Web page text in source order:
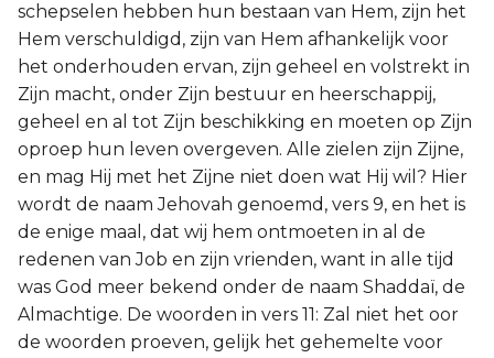
schepselen hebben hun bestaan van Hem, zijn het
Hem verschuldigd, zijn van Hem afhankelijk voor
het onderhouden ervan, zijn geheel en volstrekt in
Zijn macht, onder Zijn bestuur en heerschappij,
geheel en al tot Zijn beschikking en moeten op Zijn
oproep hun leven overgeven. Alle zielen zijn Zijne,
en mag Hij met het Zijne niet doen wat Hij wil? Hier
wordt de naam Jehovah genoemd, vers 9, en het is
de enige maal, dat wij hem ontmoeten in al de
redenen van Job en zijn vrienden, want in alle tijd
was God meer bekend onder de naam Shaddaï, de
Almachtige. De woorden in vers 11: Zal niet het oor
de woorden proeven, gelijk het gehemelte voor